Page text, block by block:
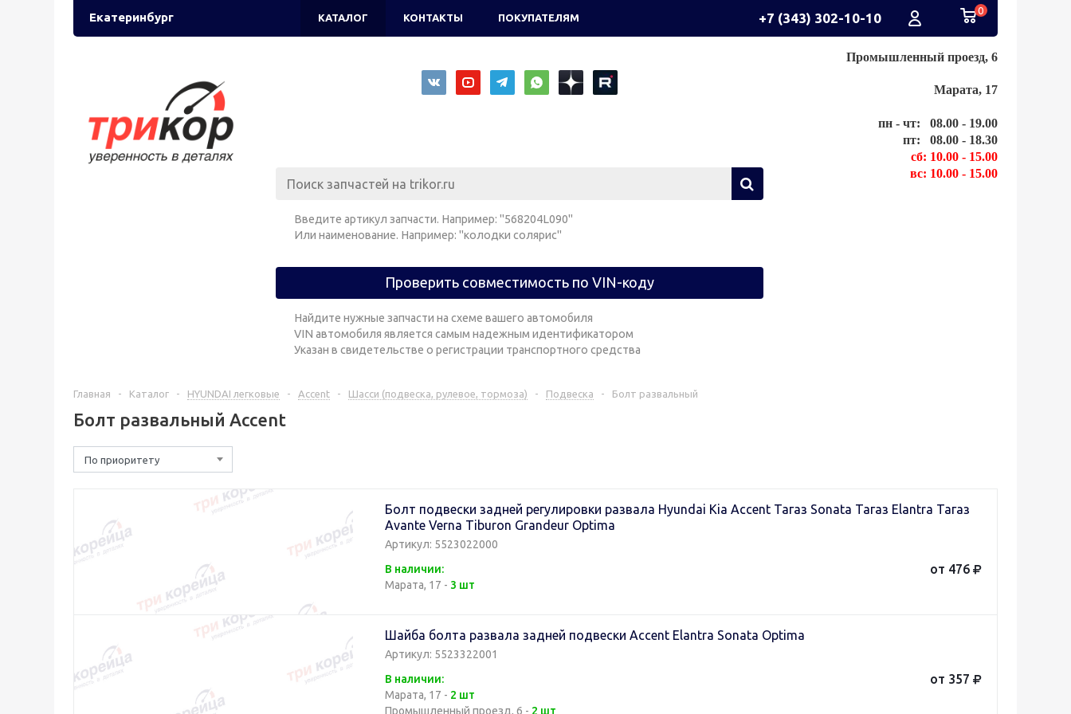
+7 (343) 302-10-10 0
Екатеринбург КАТАЛОГ КОНТАКТЫ ПОКУПАТЕЛЯМ
Введите артикул запчасти. Например: "568204L090"
Или наименование. Например: "колодки солярис"
Проверить совместимость по VIN-коду
Найдите нужные запчасти на схеме вашего автомобиля
VIN автомобиля является самым надежным идентификатором
Указан в свидетельстве о регистрации транспортного средства
Промышленный проезд, 6
Марата, 17
пн - чт: 08.00 - 19.00
пт: 08.00 - 18.30
сб: 10.00 - 15.00
вс: 10.00 - 15.00
Главная - Каталог - HYUNDAI легковые - Accent - Шасси (подвеска, рулевое, тормоза) - Подвеска - Болт развальный
Болт развальный Accent
По приоритету
Болт подвески задней регулировки развала Hyundai Kia Accent Тагаз Sonata Тагаз Elantra Тагаз
Avante Verna Tiburon Grandeur Optima
Артикул: 5523022000
В наличии:
Марата, 17 - 3 шт
от 476
Шайба болта развала задней подвески Accent Elantra Sonata Optima
Артикул: 5523322001
В наличии:
Марата, 17 - 2 шт
Промышленный проезд, 6 - 2 шт
от 357